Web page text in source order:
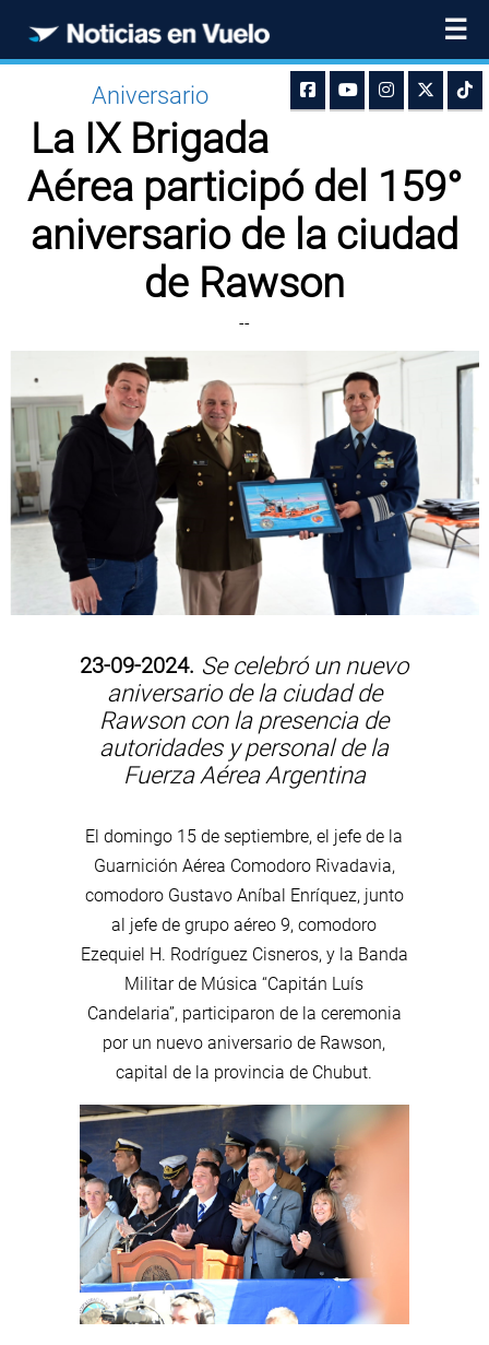
☰
Aniversario
La IX Brigada
Aérea participó del 159°
aniversario de la ciudad
de Rawson
--
23-09-2024. Se celebró un nuevo
aniversario de la ciudad de
Rawson con la presencia de
autoridades y personal de la
Fuerza Aérea Argentina
El domingo 15 de septiembre, el jefe de la
Guarnición Aérea Comodoro Rivadavia,
comodoro Gustavo Aníbal Enríquez, junto
al jefe de grupo aéreo 9, comodoro
Ezequiel H. Rodríguez Cisneros, y la Banda
Militar de Música “Capitán Luís
Candelaria”, participaron de la ceremonia
por un nuevo aniversario de Rawson,
capital de la provincia de Chubut.